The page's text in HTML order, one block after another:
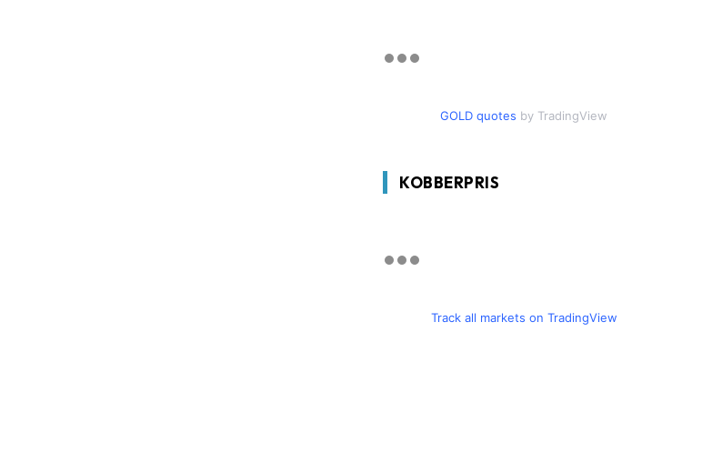
GOLD quotes by TradingView
KOBBERPRIS
Track all markets on TradingView